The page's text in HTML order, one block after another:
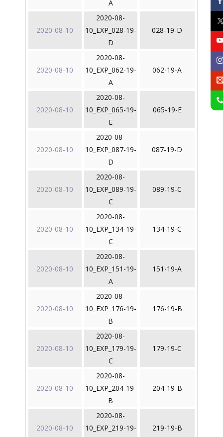
A
2020-08-10
2020-08-
10_EXP_028-19-
D
028-19-D
2020-08-10
2020-08-
10_EXP_062-19-
A
062-19-A
2020-08-10
2020-08-
10_EXP_065-19-
E
065-19-E
2020-08-10
2020-08-
10_EXP_087-19-
D
087-19-D
2020-08-10
2020-08-
10_EXP_089-19-
C
089-19-C
2020-08-10
2020-08-
10_EXP_134-19-
C
134-19-C
2020-08-10
2020-08-
10_EXP_151-19-
A
151-19-A
2020-08-10
2020-08-
10_EXP_176-19-
B
176-19-B
2020-08-10
2020-08-
10_EXP_179-19-
C
179-19-C
2020-08-10
2020-08-
10_EXP_204-19-
B
204-19-B
2020-08-10
2020-08-
10_EXP_219-19-
219-19-B